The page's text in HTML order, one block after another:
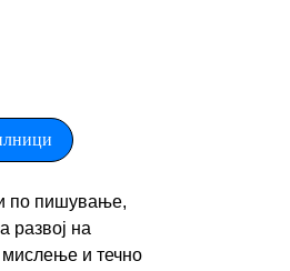
по пишување,
развој на
и течно